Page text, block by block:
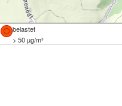
belastet
> 50 µg/m³